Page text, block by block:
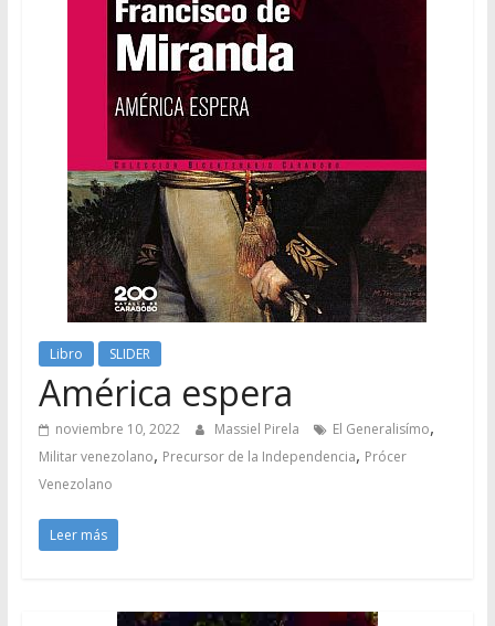
Libro SLIDER
América espera
noviembre 10, 2022 Massiel Pirela El Generalisímo,
Militar venezolano, Precursor de la Independencia, Prócer
Venezolano
Leer más